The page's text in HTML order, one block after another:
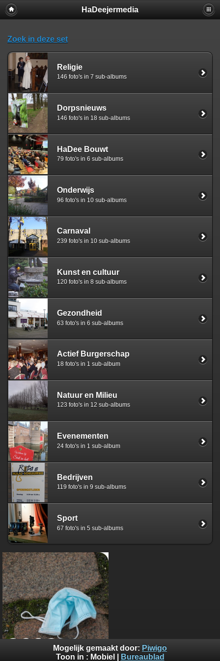
HaDeejermedia
Zoek in deze set
Religie
146 foto's in 7 sub-albums
Dorpsnieuws
146 foto's in 18 sub-albums
HaDee Bouwt
79 foto's in 6 sub-albums
Onderwijs
96 foto's in 10 sub-albums
Carnaval
239 foto's in 10 sub-albums
Kunst en cultuur
120 foto's in 8 sub-albums
Gezondheid
63 foto's in 6 sub-albums
Actief Burgerschap
18 foto's in 1 sub-album
Natuur en Milieu
123 foto's in 12 sub-albums
Evenementen
24 foto's in 1 sub-album
Bedrijven
119 foto's in 9 sub-albums
Sport
67 foto's in 5 sub-albums
Mogelijk gemaakt door: Piwigo
Toon in : Mobiel Bureaublad